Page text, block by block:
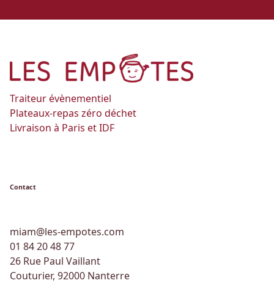
Traiteur évènementiel
Plateaux-repas zéro déchet
Livraison à Paris et IDF
Contact
miam@les-empotes.com
01 84 20 48 77
26 Rue Paul Vaillant
Couturier, 92000 Nanterre